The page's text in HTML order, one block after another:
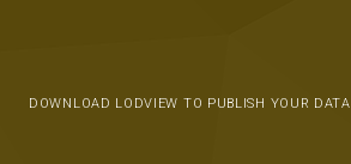
DOWNLOAD LODVIEW TO PUBLISH YOUR DATA